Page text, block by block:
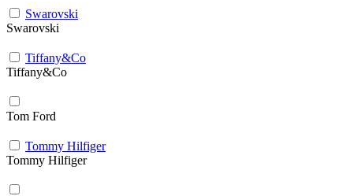
Swarovski
Swarovski
Tiffany&Co
Tiffany&Co
Tom Ford
Tommy Hilfiger
Tommy Hilfiger